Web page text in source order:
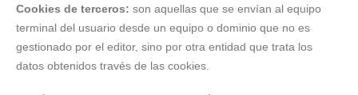
Cookies de terceros: son aquellas que se envían al equipo
terminal del usuario desde un equipo o dominio que no es
gestionado por el editor, sino por otra entidad que trata los
datos obtenidos través de las cookies.